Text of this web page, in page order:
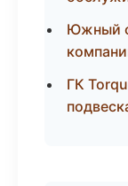
Южный
ГК